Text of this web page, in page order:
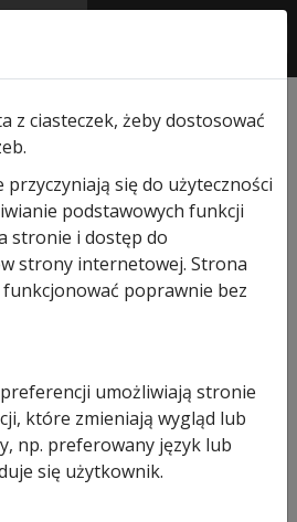
& SERWIS
EcoStar Euroline Domek
2,62×2,62
Euroline
z dachem
2,62×2,62
z ciasteczek, żeby dostosować
się do użyteczności
podstawowych funkcji
stronie i dostęp do
strony internetowej. Strona
poprawnie bez
umożliwiają stronie
które zmieniają wygląd lub
np. preferowany język lub
się użytkownik.